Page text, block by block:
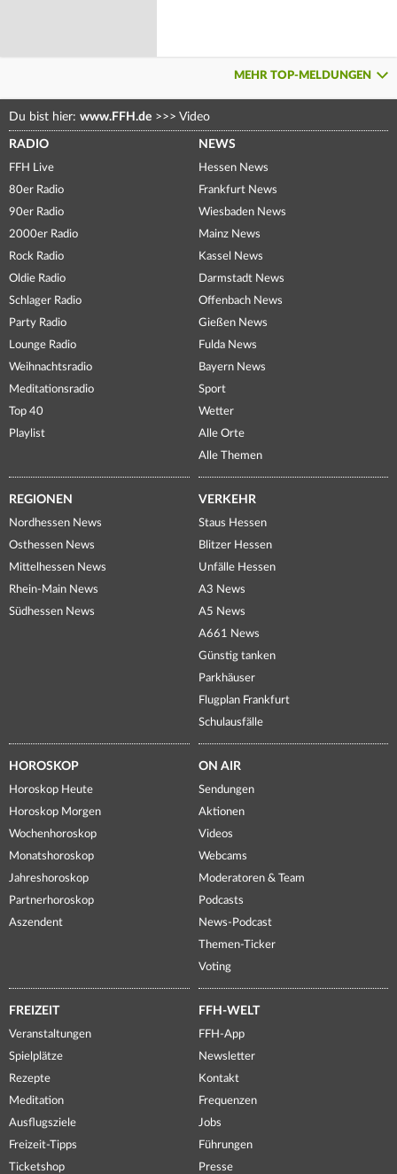
MEHR TOP-MELDUNGEN
Du bist hier: www.FFH.de >>> Video
RADIO
FFH Live
80er Radio
90er Radio
2000er Radio
Rock Radio
Oldie Radio
Schlager Radio
Party Radio
Lounge Radio
Weihnachtsradio
Meditationsradio
Top 40
Playlist
NEWS
Hessen News
Frankfurt News
Wiesbaden News
Mainz News
Kassel News
Darmstadt News
Offenbach News
Gießen News
Fulda News
Bayern News
Sport
Wetter
Alle Orte
Alle Themen
REGIONEN
Nordhessen News
Osthessen News
Mittelhessen News
Rhein-Main News
Südhessen News
VERKEHR
Staus Hessen
Blitzer Hessen
Unfälle Hessen
A3 News
A5 News
A661 News
Günstig tanken
Parkhäuser
Flugplan Frankfurt
Schulausfälle
HOROSKOP
Horoskop Heute
Horoskop Morgen
Wochenhoroskop
Monatshoroskop
Jahreshoroskop
Partnerhoroskop
Aszendent
ON AIR
Sendungen
Aktionen
Videos
Webcams
Moderatoren & Team
Podcasts
News-Podcast
Themen-Ticker
Voting
FREIZEIT
Veranstaltungen
Spielplätze
Rezepte
Meditation
Ausflugsziele
Freizeit-Tipps
Ticketshop
FFH-WELT
FFH-App
Newsletter
Kontakt
Frequenzen
Jobs
Führungen
Presse